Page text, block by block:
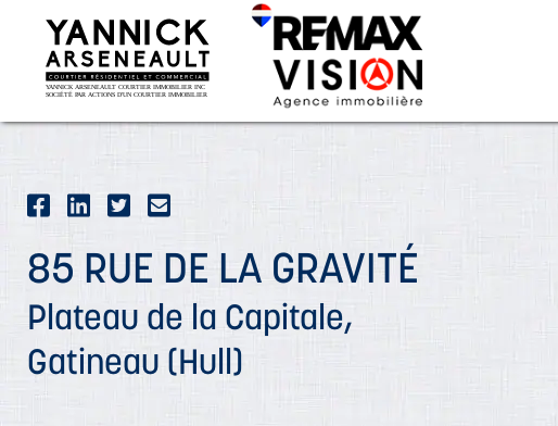
85 RUE DE LA GRAVITÉ
Plateau de la Capitale,
Gatineau (Hull)